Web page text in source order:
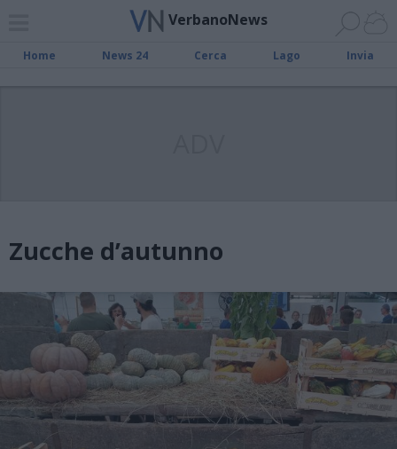
VerbanoNews
Home News 24 Cerca Lago Invia
Zucche d’autunno